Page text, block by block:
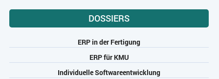
DOSSIERS
ERP in der Fertigung
ERP für KMU
Individuelle Softwareentwicklung